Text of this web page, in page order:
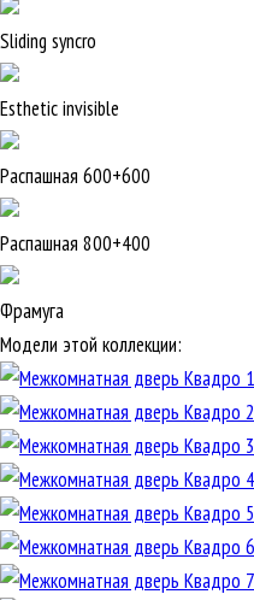
Sliding syncro
Esthetic invisible
Распашная 600+600
Распашная 800+400
Фрамуга
Модели этой коллекции: